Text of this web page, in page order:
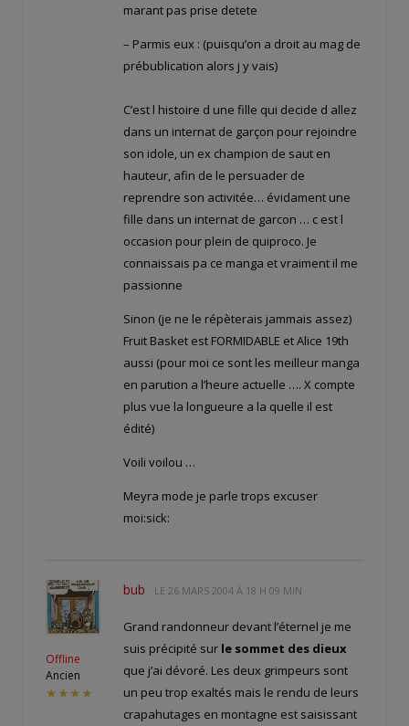
marant pas prise detete
– Parmis eux : (puisqu’on a droit au mag de
prébublication alors j y vais)
C’est l histoire d une fille qui decide d allez
dans un internat de garçon pour rejoindre
son idole, un ex champion de saut en
hauteur, afin de le persuader de
reprendre son activitée… évidament une
fille dans un internat de garcon … c est l
occasion pour plein de quiproco. Je
connaissais pa ce manga et vraiment il me
passionne
Sinon (je ne le répèterais jammais assez)
Fruit Basket est FORMIDABLE et Alice 19th
aussi (pour moi ce sont les meilleur manga
en parution a l’heure actuelle …. X compte
plus vue la longueure a la quelle il est
édité)
Voili voilou …
Meyra mode je parle trops excuser
moi:sick:
Offline
Ancien
★★★★
bub LE 26 MARS 2004 À 18 H 09 MIN
Grand randonneur devant l’éternel je me
suis précipité sur le sommet des dieux
que j’ai dévoré. Les deux grimpeurs sont
un peu trop exaltés mais le rendu de leurs
crapahutages en montagne est saisissant